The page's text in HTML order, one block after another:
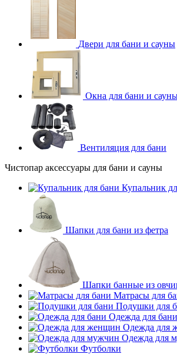
Двери для бани и сауны
Окна для бани и
Вентиляция для бани
Чистопар аксессуары для бани и сауны
Купальник
Шапки для бани из фетра
Шапки банные из
Матрасы для
Подушки для
Одежда для бани
Одежда для
Одежда для
Футболки